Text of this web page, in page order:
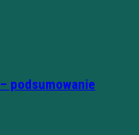
podsumowanie